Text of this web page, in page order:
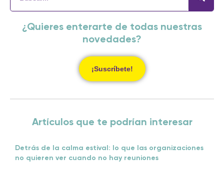
¿Quieres enterarte de todas nuestras
novedades?
¡Suscríbete!
Artículos que te podrían interesar
Detrás de la calma estival: lo que las organizaciones
no quieren ver cuando no hay reuniones